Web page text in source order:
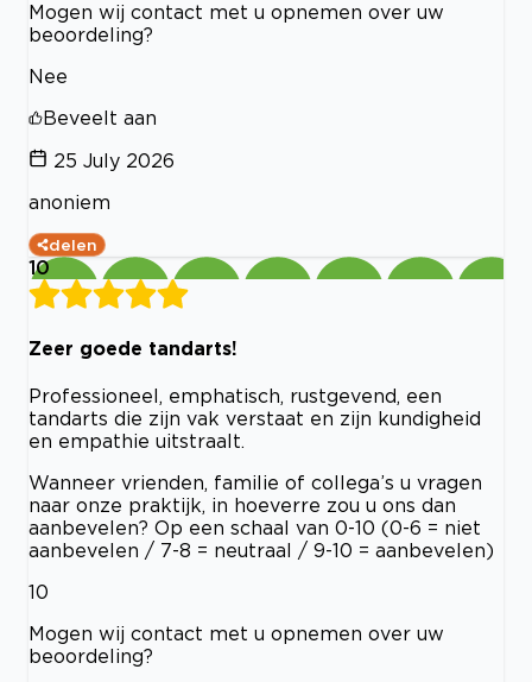
Mogen wij contact met u opnemen over uw
beoordeling?
Nee
Beveelt aan
25 July 2026
anoniem
delen
10
Zeer goede tandarts!
Professioneel, emphatisch, rustgevend, een
tandarts die zijn vak verstaat en zijn kundigheid
en empathie uitstraalt.
Wanneer vrienden, familie of collega’s u vragen
naar onze praktijk, in hoeverre zou u ons dan
aanbevelen? Op een schaal van 0-10 (0-6 = niet
aanbevelen / 7-8 = neutraal / 9-10 = aanbevelen)
10
Mogen wij contact met u opnemen over uw
beoordeling?